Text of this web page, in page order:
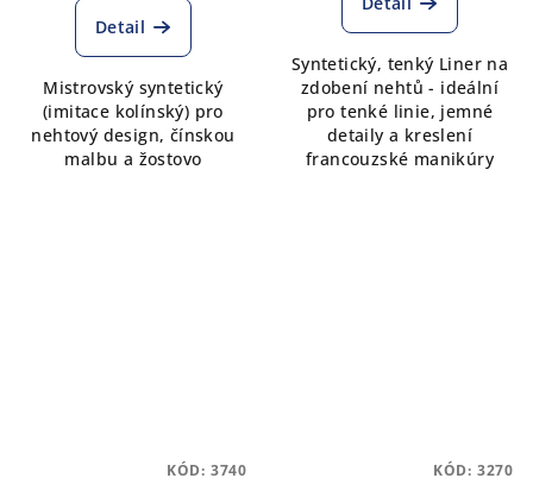
Detail
Mistrovský syntetický
(imitace kolínský) pro
nehtový design, čínskou
malbu a žostovo
z
5
hvězdiček.
Syntetický, tenký Liner na
zdobení nehtů - ideální
pro tenké linie, jemné
detaily a kreslení
francouzské manikúry
KÓD: 3740 KÓD: 3270